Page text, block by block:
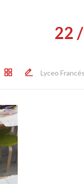
22 /
Lyceo Francés